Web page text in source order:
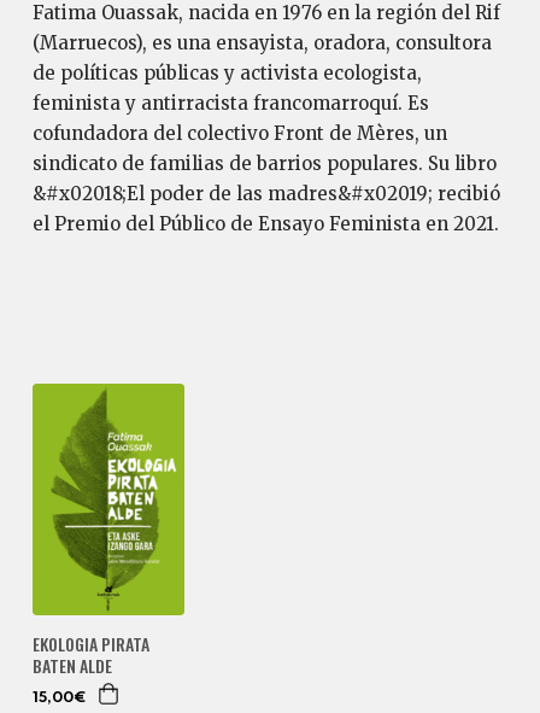
Fatima Ouassak, nacida en 1976 en la región del Rif
(Marruecos), es una ensayista, oradora, consultora
de políticas públicas y activista ecologista,
feminista y antirracista francomarroquí. Es
cofundadora del colectivo Front de Mères, un
sindicato de familias de barrios populares. Su libro
&#x02018;El poder de las madres&#x02019; recibió
el Premio del Público de Ensayo Feminista en 2021.
EKOLOGIA PIRATA
BATEN ALDE
15,00€